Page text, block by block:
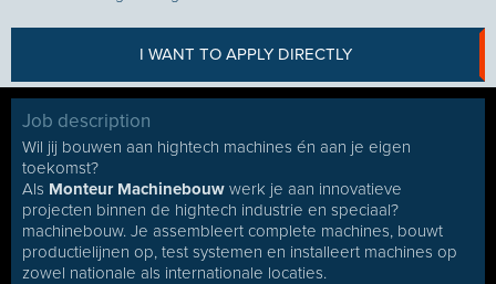
I WANT TO APPLY DIRECTLY
Job description
Wil jij bouwen aan hightech machines én aan je eigen
toekomst?
Als Monteur Machinebouw werk je aan innovatieve
projecten binnen de hightech industrie en speciaal?
machinebouw. Je assembleert complete machines, bouwt
productielijnen op, test systemen en installeert machines op
zowel nationale als internationale locaties.